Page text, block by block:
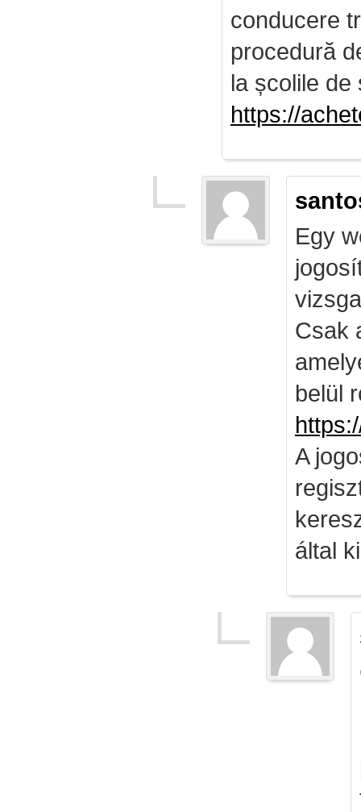
conducere
procedură
la școlile de
https://
Egy
Csak
belül
A
által